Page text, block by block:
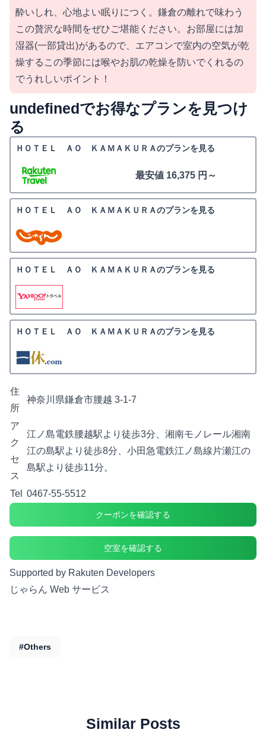
酔いしれ、心地よい眠りにつく。鎌倉の離れで味わう
この贅沢な時間をぜひご堪能ください。お部屋には加
湿器(一部貸出)があるので、エアコンで室内の空気が乾
燥するこの季節には喉やお肌の乾燥を防いでくれるの
でうれしいポイント！
undefinedでお得なプランを見つけ
る
ＨＯＴＥＬ ＡＯ ＫＡＭＡＫＵＲＡのプランを見る
最安値 16,375 円～
ＨＯＴＥＬ ＡＯ ＫＡＭＡＫＵＲＡのプランを見る
ＨＯＴＥＬ ＡＯ ＫＡＭＡＫＵＲＡのプランを見る
ＨＯＴＥＬ ＡＯ ＫＡＭＡＫＵＲＡのプランを見る
住
所
神奈川県鎌倉市腰越 3-1-7
ア
ク
セ
ス
江ノ島電鉄腰越駅より徒歩3分、湘南モノレール湘南
江の島駅より徒歩8分、小田急電鉄江ノ島線片瀬江の
島駅より徒歩11分。
Tel 0467-55-5512
クーポンを確認する
空室を確認する
Supported by Rakuten Developers
じゃらん Web サービス
#Others
Similar Posts